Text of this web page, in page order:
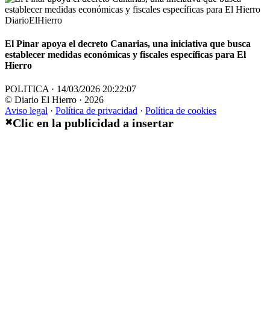
DiarioElHierro
El Pinar apoya el decreto Canarias, una iniciativa que busca
establecer medidas económicas y fiscales específicas para El
Hierro
POLITICA · 14/03/2026 20:22:07
© Diario El Hierro · 2026
Aviso legal · Política de privacidad · Política de cookies
✖Clic en la publicidad a insertar